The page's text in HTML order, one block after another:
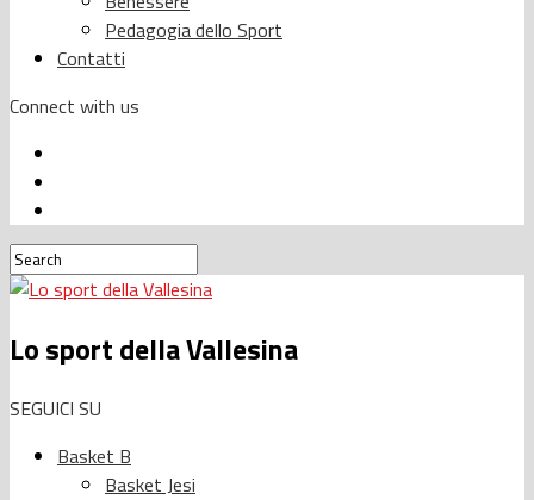
Pedagogia dello Sport
Contatti
Connect with us
Lo sport della Vallesina
SEGUICI SU
Basket B
Basket Jesi